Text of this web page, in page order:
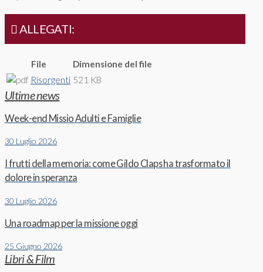
ALLEGATI:
File
Dimensione del file
Risorgenti 521 KB
Ultime news
Week-end Missio Adulti e Famiglie
30 Luglio 2026
I frutti della memoria: come Gildo Claps ha trasformato il
dolore in speranza
30 Luglio 2026
Una roadmap per la missione oggi
25 Giugno 2026
Libri & Film